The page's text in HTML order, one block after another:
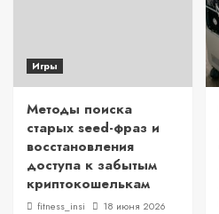
Игры
Методы поиска
старых seed-фраз и
восстановления
доступа к забытым
криптокошелькам
fitness_insi 18 июня 2026